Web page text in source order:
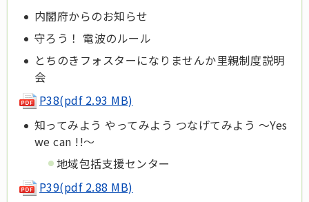
内閣府からのお知らせ
守ろう！ 電波のルール
とちのきフォスターになりませんか里親制度説明
会
P38(pdf 2.93 MB)
知ってみよう やってみよう つなげてみよう ～Yes
we can !!～
地域包括支援センター
P39(pdf 2.88 MB)